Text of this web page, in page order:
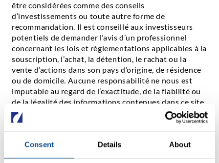
Consent Details About
être considérées comme des conseils
d’investissements ou toute autre forme de
recommandation. Il est conseillé aux investisseurs
potentiels de demander l’avis d’un professionnel
concernant les lois et règlementations applicables à la
souscription, l’achat, la détention, le rachat ou la
vente d’actions dans son pays d’origine, de résidence
ou de domicile. Aucune responsabilité ne nous est
imputable au regard de l’exactitude, de la fiabilité ou
de la légalité des informations contenues dans ce site
web, ni du contenu de tout site web en lien à ce site.
Les investisseurs sont explicitement avertis que
prises qu’après une lecture approfondie du
prospectus de vente, des informations clés pour